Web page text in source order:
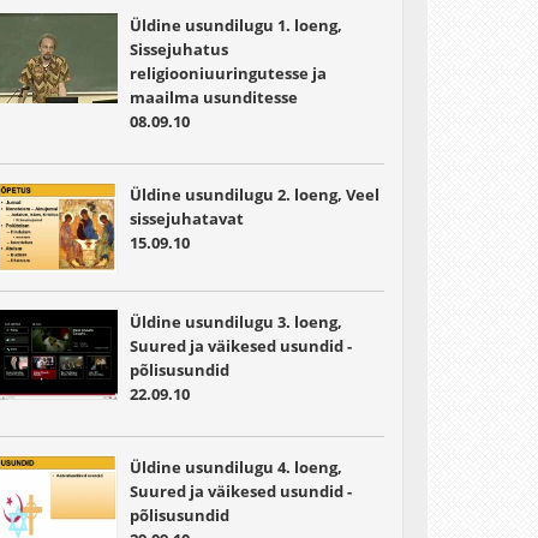
Üldine usundilugu 1. loeng,
Sissejuhatus
religiooniuuringutesse ja
maailma usunditesse
08.09.10
Üldine usundilugu 2. loeng, Veel
sissejuhatavat
15.09.10
Üldine usundilugu 3. loeng,
Suured ja väikesed usundid -
põlisusundid
22.09.10
Üldine usundilugu 4. loeng,
Suured ja väikesed usundid -
põlisusundid